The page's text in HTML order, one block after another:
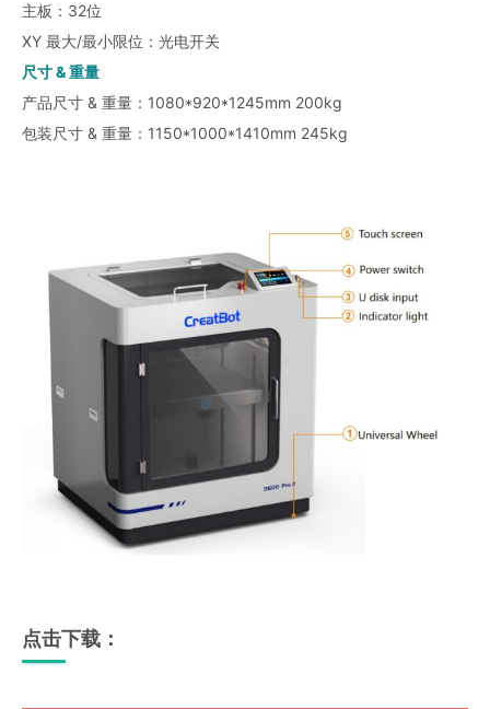
主板：32位
XY 最大/最小限位：光电开关
尺寸 & 重量
产品尺寸 & 重量：1080*920*1245mm 200kg
包装尺寸 & 重量：1150*1000*1410mm 245kg
点击下载：